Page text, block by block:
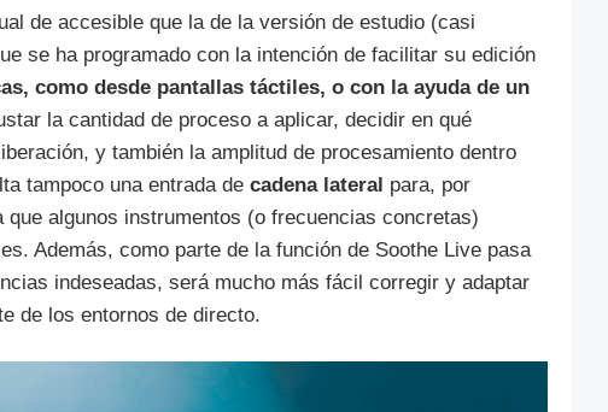
de accesible que la de la versión de estudio (casi
se ha programado con la intención de facilitar su edición
como desde pantallas táctiles, o con la ayuda de un
la cantidad de proceso a aplicar, decidir en qué
y también la amplitud de procesamiento dentro
tampoco una entrada de cadena lateral para, por
algunos instrumentos (o frecuencias concretas)
Además, como parte de la función de Soothe Live pasa
indeseadas, será mucho más fácil corregir y adaptar
de los entornos de directo.